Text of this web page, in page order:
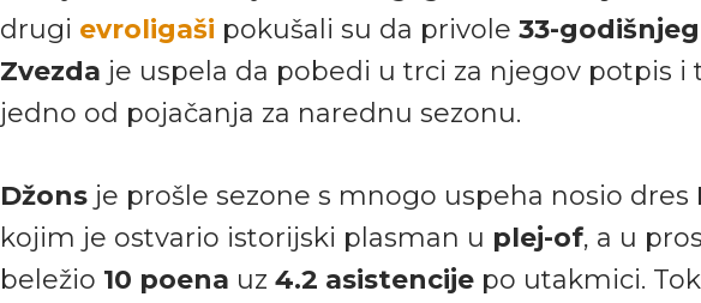
drugi evroligaši pokušali su da privole 33-
Zvezda je uspela da pobedi u trci za njegov potpis i
jedno od pojačanja za narednu sezonu.
Džons je prošle sezone s mnogo uspeha nosio dres
kojim je ostvario istorijski plasman u plej-of, a u
beležio 10 poena uz 4.2 asistencije po utakmici.